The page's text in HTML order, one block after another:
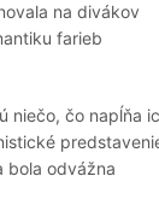
na divákov
farieb
niečo, čo napĺňa
bola odvážna